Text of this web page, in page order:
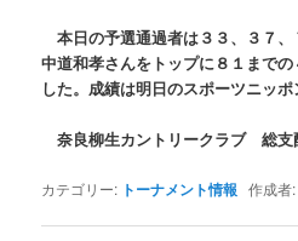
本日の予選通過者は３３、３７
中道和孝さんをトップに８１まで
した。成績は明日のスポーツニッポ
奈良柳生カントリークラブ 総
カテゴリー: トーナメント情報 作成者